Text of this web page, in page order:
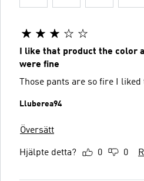
I like that product the color
were fine
Those pants are so fire I
Lluberea94
Översätt
Hjälpte detta? 0 0